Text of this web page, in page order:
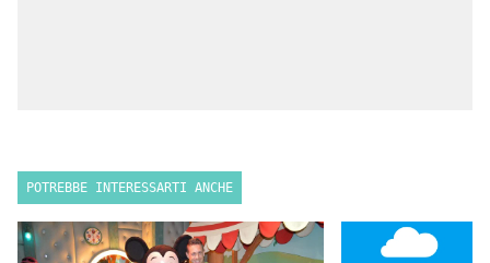
POTREBBE INTERESSARTI ANCHE